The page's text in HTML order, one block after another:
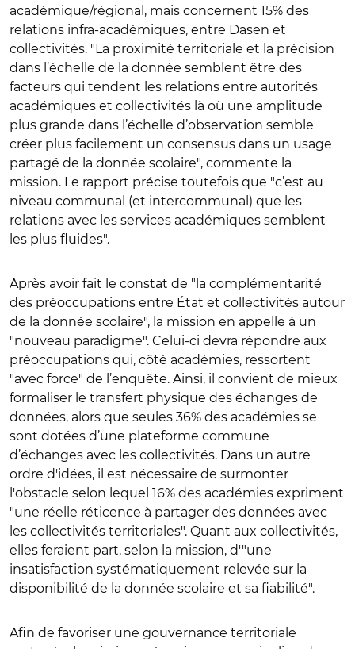
académique/régional, mais concernent 15% des
relations infra-académiques, entre Dasen et
collectivités. "La proximité territoriale et la précision
dans l’échelle de la donnée semblent être des
facteurs qui tendent les relations entre autorités
académiques et collectivités là où une amplitude
plus grande dans l’échelle d’observation semble
créer plus facilement un consensus dans un usage
partagé de la donnée scolaire", commente la
mission. Le rapport précise toutefois que "c’est au
niveau communal (et intercommunal) que les
relations avec les services académiques semblent
les plus fluides".
Après avoir fait le constat de "la complémentarité
des préoccupations entre État et collectivités autour
de la donnée scolaire", la mission en appelle à un
"nouveau paradigme". Celui-ci devra répondre aux
préoccupations qui, côté académies, ressortent
"avec force" de l’enquête. Ainsi, il convient de mieux
formaliser le transfert physique des échanges de
données, alors que seules 36% des académies se
sont dotées d’une plateforme commune
d’échanges avec les collectivités. Dans un autre
ordre d'idées, il est nécessaire de surmonter
l'obstacle selon lequel 16% des académies expriment
"une réelle réticence à partager des données avec
les collectivités territoriales". Quant aux collectivités,
elles feraient part, selon la mission, d'"une
insatisfaction systématiquement relevée sur la
disponibilité de la donnée scolaire et sa fiabilité".
Afin de favoriser une gouvernance territoriale